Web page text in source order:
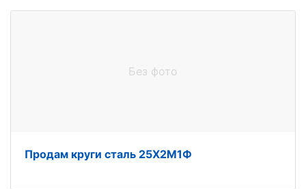
Без фото
Продам круги сталь 25Х2М1Ф